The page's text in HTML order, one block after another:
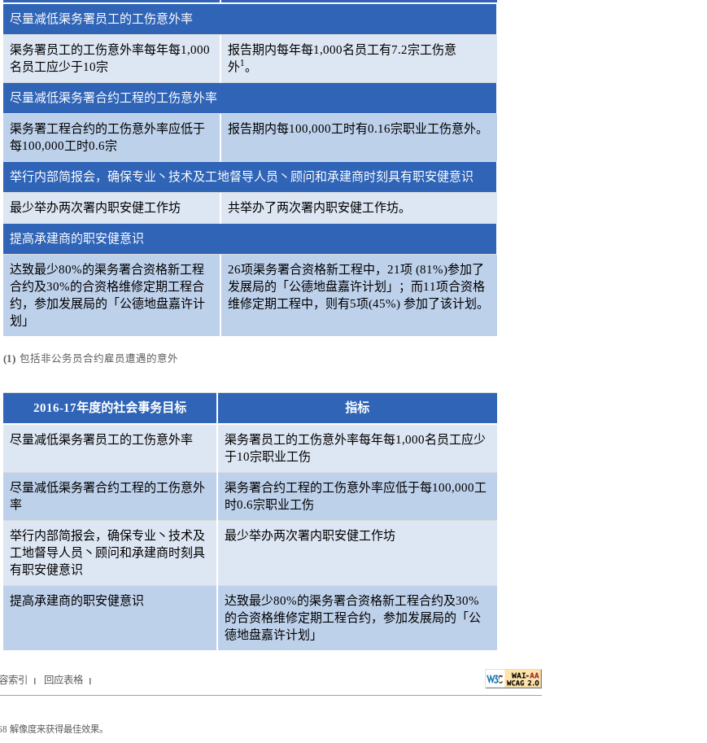
尽量减低渠务署员工的工伤意外率
渠务署员工的工伤意外率每年每1,000
名员工应少于10宗
报告期内每年每1,000名员工有7.2宗工伤意
外1 。
尽量减低渠务署合约工程的工伤意外率
渠务署工程合约的工伤意外率应低于
每100,000工时0.6宗
报告期内每100,000工时有0.16宗职业工伤意外。
举行内部简报会，确保专业丶技术及工地督导人员丶顾问和承建商时刻具有职安健意识
最少举办两次署内职安健工作坊 共举办了两次署内职安健工作坊。
提高承建商的职安健意识
达致最少80%的渠务署合资格新工程
合约及30%的合资格维修定期工程合
约，参加发展局的「公德地盘嘉许计
划」
26项渠务署合资格新工程中，21项 (81%)参加了
发展局的「公德地盘嘉许计划」；而11项合资格
维修定期工程中，则有5项(45%) 参加了该计划。
(1) 包括非公务员合约雇员遭遇的意外
2016-17年度的社会事务目标 指标
尽量减低渠务署员工的工伤意外率
渠务署员工的工伤意外率每年每1,000名员工应少
于10宗职业工伤
尽量减低渠务署合约工程的工伤意外
率
渠务署合约工程的工伤意外率应低于每100,000工
时0.6宗职业工伤
举行内部简报会，确保专业丶技术及
工地督导人员丶顾问和承建商时刻具
有职安健意识
最少举办两次署内职安健工作坊
提高承建商的职安健意识
达致最少80%的渠务署合资格新工程合约及30%
的合资格维修定期工程合约，参加发展局的「公
德地盘嘉许计划」
索引 回应表格
解像度来获得最佳效果。